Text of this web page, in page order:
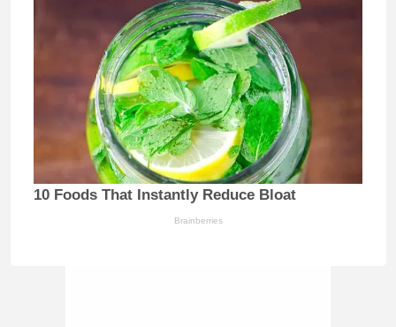
10 Foods That Instantly Reduce Bloat
Brainberries